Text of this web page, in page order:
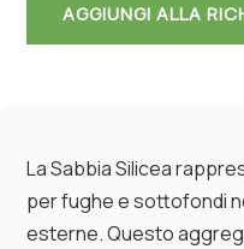
AGGIUNGI ALLA
La Sabbia Silicea
per fughe e sottofondi
esterne. Questo